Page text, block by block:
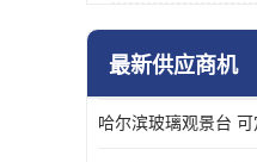
最新供应商机
哈尔滨玻璃观景台 可